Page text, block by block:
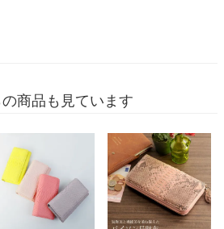
商品も見ています